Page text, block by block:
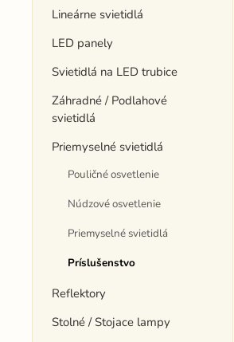
Lineárne svietidlá
LED panely
Svietidlá na LED trubice
Záhradné / Podlahové
svietidlá
Priemyselné svietidlá
Pouličné osvetlenie
Núdzové osvetlenie
Priemyselné svietidlá
Príslušenstvo
Reflektory
Stolné / Stojace lampy